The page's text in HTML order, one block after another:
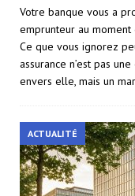
Votre banque vous a
emprunteur au
Ce que vous ignorez
assurance n’est pas
envers elle, mais un
ACTUALITÉ